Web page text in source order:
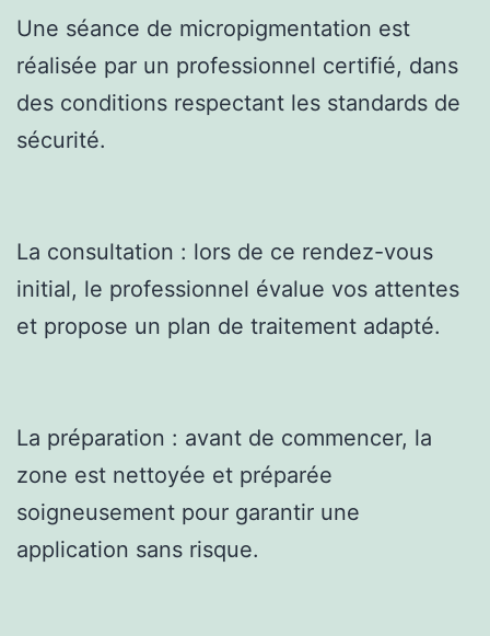
Une séance de micropigmentation est
réalisée par un professionnel certifié, dans
des conditions respectant les standards de
sécurité.
La consultation : lors de ce rendez-vous
initial, le professionnel évalue vos attentes
et propose un plan de traitement adapté.
La préparation : avant de commencer, la
zone est nettoyée et préparée
soigneusement pour garantir une
application sans risque.